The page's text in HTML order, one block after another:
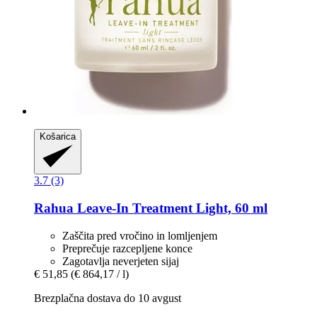
Košarica
3.7 (3)
Rahua Leave-​In Treatment Light, 60 ml
Zaščita pred vročino in lomljenjem
Preprečuje razcepljene konce
Zagotavlja neverjeten sijaj
€ 51,85 (€ 864,17 / l)
Brezplačna dostava do 10 avgust